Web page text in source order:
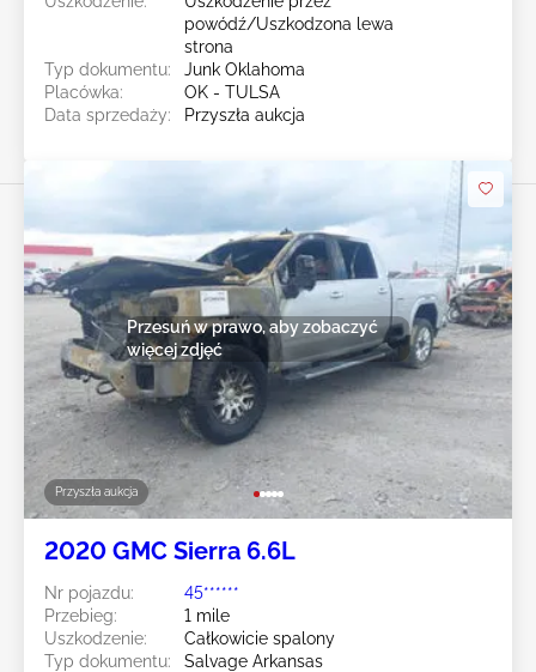
powódź/Uszkodzona lewa
strona
Typ dokumentu:
Junk Oklahoma
Placówka:
OK - TULSA
Data sprzedaży:
Przyszła aukcja
Przyszła aukcja
Przesuń w prawo, aby zobaczyć
więcej zdjęć
2020 GMC Sierra 6.6L
Nr pojazdu:
45******
Przebieg:
1 mile
Uszkodzenie:
Całkowicie spalony
Typ dokumentu:
Salvage Arkansas